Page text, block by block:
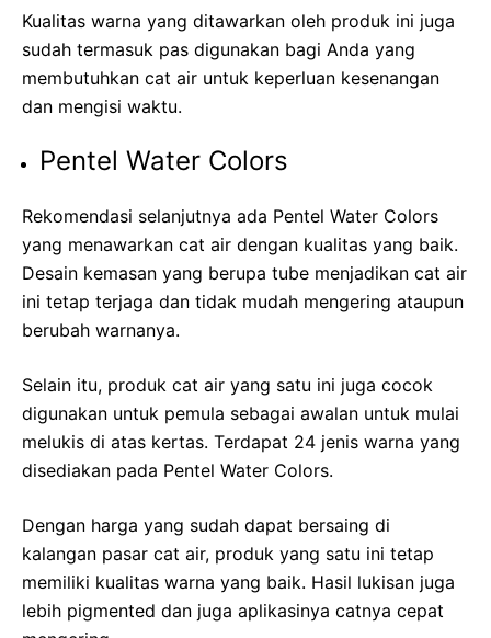
Kualitas warna yang ditawarkan oleh produk ini juga
sudah termasuk pas digunakan bagi Anda yang
membutuhkan cat air untuk keperluan kesenangan
dan mengisi waktu.
Pentel Water Colors
Rekomendasi selanjutnya ada Pentel Water Colors
yang menawarkan cat air dengan kualitas yang baik.
Desain kemasan yang berupa tube menjadikan cat air
ini tetap terjaga dan tidak mudah mengering ataupun
berubah warnanya.
Selain itu, produk cat air yang satu ini juga cocok
digunakan untuk pemula sebagai awalan untuk mulai
melukis di atas kertas. Terdapat 24 jenis warna yang
disediakan pada Pentel Water Colors.
Dengan harga yang sudah dapat bersaing di
kalangan pasar cat air, produk yang satu ini tetap
memiliki kualitas warna yang baik. Hasil lukisan juga
lebih pigmented dan juga aplikasinya catnya cepat